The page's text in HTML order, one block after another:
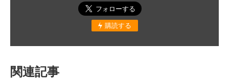
購読する
関連記事